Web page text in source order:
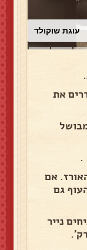
עוגת שוקולד
את
.
אם
גם
נייר